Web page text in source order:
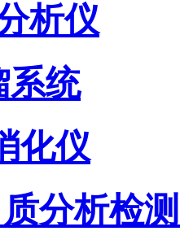
析仪
系统
化仪
分析检